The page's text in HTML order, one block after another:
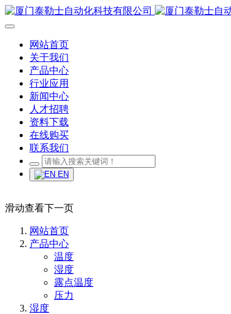
网站首页
关于我们
产品中心
行业应用
新闻中心
人才招聘
资料下载
在线购买
联系我们
EN
滑动查看下一页
网站首页
产品中心
温度
湿度
露点温度
压力
湿度